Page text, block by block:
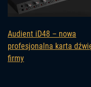
Audient iD48 – nowa
profesjonalna karta
firmy